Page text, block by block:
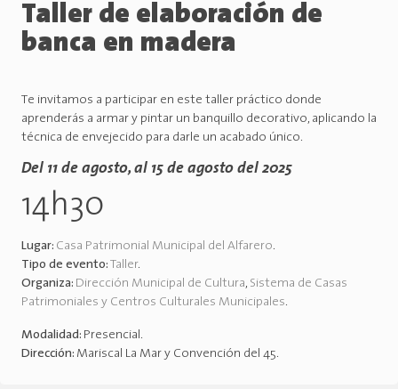
Taller de elaboración de
banca en madera
Te invitamos a participar en este taller práctico donde
aprenderás a armar y pintar un banquillo decorativo, aplicando la
técnica de envejecido para darle un acabado único.
Del 11 de agosto, al 15 de agosto del 2025
14h30
Lugar: Casa Patrimonial Municipal del Alfarero.
Tipo de evento: Taller.
Organiza: Dirección Municipal de Cultura, Sistema de Casas
Patrimoniales y Centros Culturales Municipales.
Modalidad: Presencial.
Dirección: Mariscal La Mar y Convención del 45.